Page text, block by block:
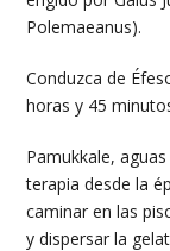
Polemaeanus).
Conduzca de
horas y 45
Pamukkale,
terapia desde la
caminar en las
y dispersar la